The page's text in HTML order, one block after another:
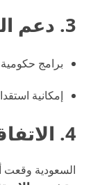
3. دعم العمالة والتدريب
برامج
إمكانية
4. الاتفاقيات الدولية
السعودية وقعت